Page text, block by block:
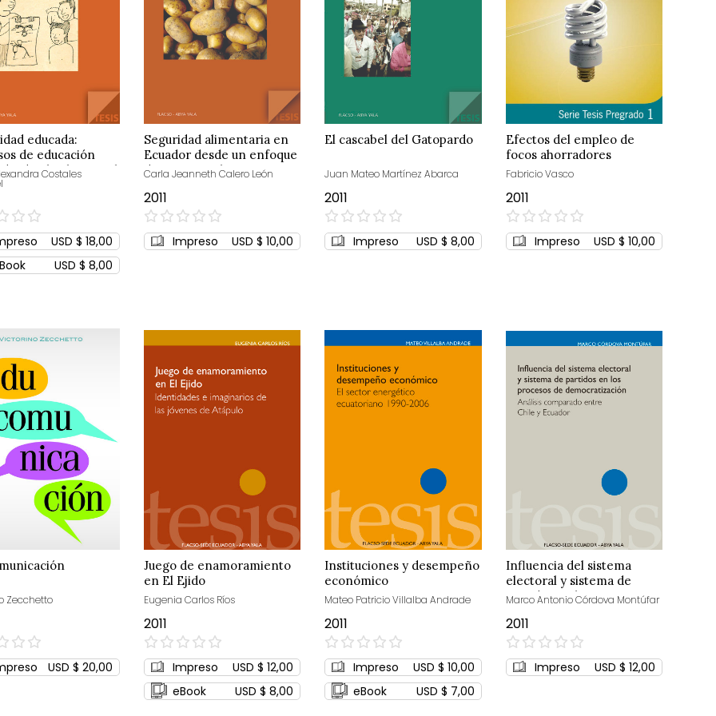
educada:
de educación
desde el colegio y el
Costales
USD $ 18,00
USD $ 8,00
Seguridad alimentaria en
Ecuador desde un enfoque
de acceso a alimentos
Carla Jeanneth Calero León
2011
0%
Impreso USD $ 10,00
El cascabel del Gatopardo
Juan Mateo Martínez Abarca
2011
0%
Impreso USD $ 8,00
Efectos del empleo de
focos ahorradores
Fabricio Vasco
2011
0%
Impreso USD $ 10,00
Zecchetto
USD $ 20,00
Juego de enamoramiento
en El Ejido
Eugenia Carlos Ríos
2011
0%
Impreso
USD $ 12,00
eBook
USD $ 8,00
Instituciones y desempeño
económico
Mateo Patricio Villalba Andrade
2011
0%
Impreso
USD $ 10,00
eBook
USD $ 7,00
Influencia del sistema
electoral y sistema de
partidos en los procesos
Marco Antonio Córdova Montúfar
2011
0%
Impreso USD $ 12,00